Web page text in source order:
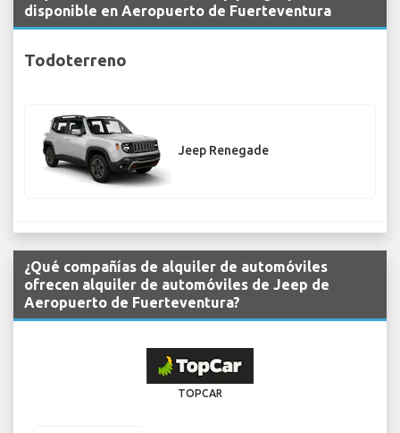
disponible en Aeropuerto de Fuerteventura
Todoterreno
Jeep Renegade
¿Qué compañías de alquiler de automóviles
ofrecen alquiler de automóviles de Jeep de
Aeropuerto de Fuerteventura?
TOPCAR